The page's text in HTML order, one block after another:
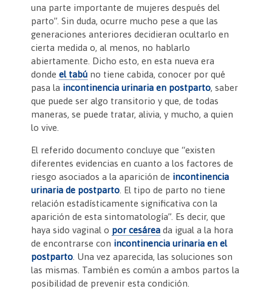
una parte importante de mujeres después del
parto”. Sin duda, ocurre mucho pese a que las
generaciones anteriores decidieran ocultarlo en
cierta medida o, al menos, no hablarlo
abiertamente. Dicho esto, en esta nueva era
dondeel tabú no tiene cabida, conocer por qué
pasa la incontinencia urinaria en postparto, saber
que puede ser algo transitorio y que, de todas
maneras, se puede tratar, alivia, y mucho, a quien
lo vive.
El referido documento concluye que “existen
diferentes evidencias en cuanto a los factores de
riesgo asociados a la aparición de incontinencia
urinaria de postparto . El tipo de parto no tiene
relación estadísticamente significativa con la
aparición de esta sintomatología”. Es decir, que
haya sido vaginal o por cesárea da igual a la hora
de encontrarse con incontinencia urinaria en el
postparto . Una vez aparecida, las soluciones son
las mismas. También es común a ambos partos la
posibilidad de prevenir esta condición.